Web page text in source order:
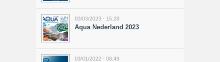
03/03/2023 - 15:28
Aqua Nederland 2023
03/01/2022 - 08:49